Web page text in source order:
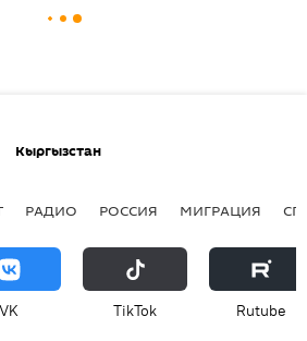
Кыргызстан
РАДИО РОССИЯ МИГРАЦИЯ
VK ТikТоk Rutube